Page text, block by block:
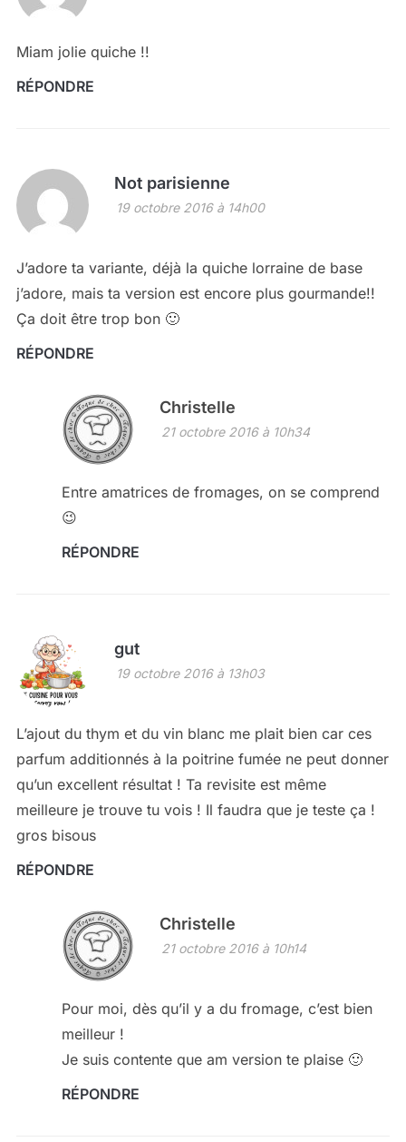
Miam jolie quiche !!
RÉPONDRE
Not parisienne
19 octobre 2016 à 14h00
J’adore ta variante, déjà la quiche lorraine de base
j’adore, mais ta version est encore plus gourmande!!
Ça doit être trop bon 🙂
RÉPONDRE
Christelle
21 octobre 2016 à 10h34
Entre amatrices de fromages, on se comprend
😉
RÉPONDRE
gut
19 octobre 2016 à 13h03
L’ajout du thym et du vin blanc me plait bien car ces
parfum additionnés à la poitrine fumée ne peut donner
qu’un excellent résultat ! Ta revisite est même
meilleure je trouve tu vois ! Il faudra que je teste ça !
gros bisous
RÉPONDRE
Christelle
21 octobre 2016 à 10h14
Pour moi, dès qu’il y a du fromage, c’est bien
meilleur !
Je suis contente que am version te plaise 🙂
RÉPONDRE